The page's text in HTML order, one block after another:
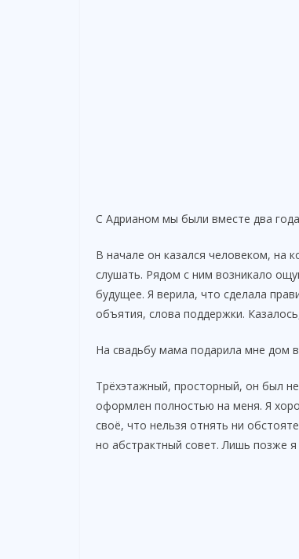
С Адрианом мы были вместе два
В начале он казался человеком,
слушать. Рядом с ним возникало
будущее. Я верила, что сделала
объятия, слова поддержки.
На свадьбу мама подарила мне дом
Трёхэтажный, просторный, он был
оформлен полностью на меня. Я
своё, что нельзя отнять ни
но абстрактный совет. Лишь позже